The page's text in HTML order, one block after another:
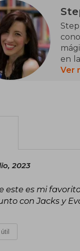
en
Ver
2023
este es mi
con Jacks y